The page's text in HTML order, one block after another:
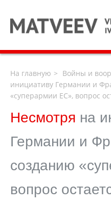
На главную Войны и
инициативу Германии и
«суперармии ЕС», вопрос
Несмотря на
Германии и
созданию
вопрос